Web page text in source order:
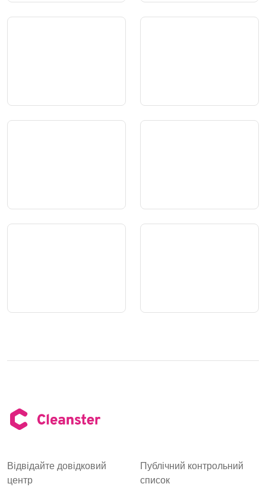
Відвідайте довідковий
центр
Публічний контрольний
список